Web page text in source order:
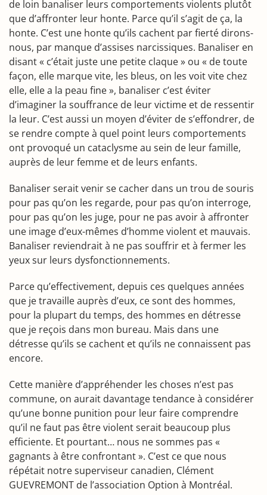
de loin banaliser leurs comportements violents plutôt
que d’affronter leur honte. Parce qu’il s’agit de ça, la
honte. C’est une honte qu’ils cachent par fierté dirons-
nous, par manque d’assises narcissiques. Banaliser en
disant « c’était juste une petite claque » ou « de toute
façon, elle marque vite, les bleus, on les voit vite chez
elle, elle a la peau fine », banaliser c’est éviter
d’imaginer la souffrance de leur victime et de ressentir
la leur. C’est aussi un moyen d’éviter de s’effondrer, de
se rendre compte à quel point leurs comportements
ont provoqué un cataclysme au sein de leur famille,
auprès de leur femme et de leurs enfants.
Banaliser serait venir se cacher dans un trou de souris
pour pas qu’on les regarde, pour pas qu’on interroge,
pour pas qu’on les juge, pour ne pas avoir à affronter
une image d’eux-mêmes d’homme violent et mauvais.
Banaliser reviendrait à ne pas souffrir et à fermer les
yeux sur leurs dysfonctionnements.
Parce qu’effectivement, depuis ces quelques années
que je travaille auprès d’eux, ce sont des hommes,
pour la plupart du temps, des hommes en détresse
que je reçois dans mon bureau. Mais dans une
détresse qu’ils se cachent et qu’ils ne connaissent pas
encore.
Cette manière d’appréhender les choses n’est pas
commune, on aurait davantage tendance à considérer
qu’une bonne punition pour leur faire comprendre
qu’il ne faut pas être violent serait beaucoup plus
efficiente. Et pourtant… nous ne sommes pas «
gagnants à être confrontant ». C’est ce que nous
répétait notre superviseur canadien, Clément
GUEVREMONT de l’association Option à Montréal.